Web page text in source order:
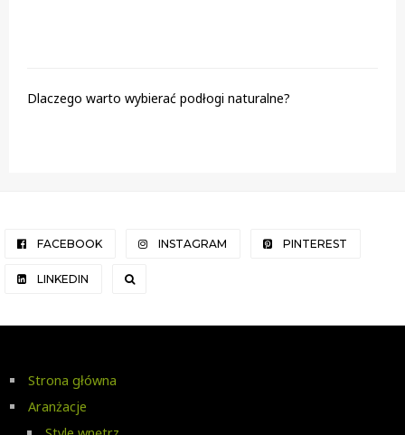
Dlaczego warto wybierać podłogi naturalne?
FACEBOOK INSTAGRAM PINTEREST
LINKEDIN
Strona główna
Aranżacje